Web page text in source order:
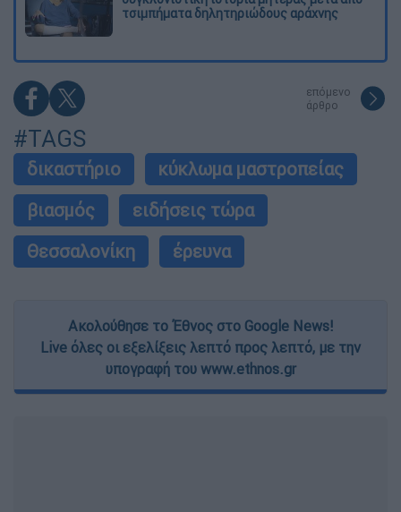
τσιμπήματα δηλητηριώδους αράχνης
επόμενο
άρθρο
#TAGS
δικαστήριο
κύκλωμα μαστροπείας
βιασμός
ειδήσεις τώρα
Θεσσαλονίκη
έρευνα
Ακολούθησε το Έθνος στο Google News!
Live όλες οι εξελίξεις λεπτό προς λεπτό, με την
υπογραφή του www.ethnos.gr